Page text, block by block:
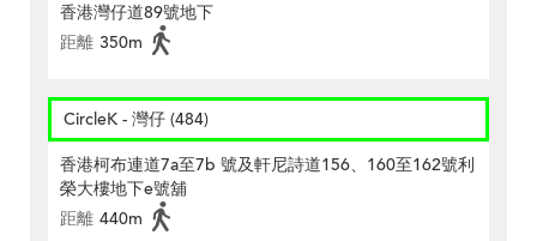
香港灣仔道89號地下
距離 350m
CircleK - 灣仔 (484)
香港柯布連道7a至7b 號及軒尼詩道156、160至162號利
榮大樓地下e號舖
距離 440m